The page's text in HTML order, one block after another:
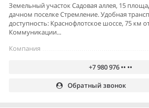
Земельный участок Садовая аллея, 15
дачном поселке Стремление. Удобная
доступность: Краснофлотское шоссе, 75 км
Коммуникации...
Компания
+7 980 976 •• ••
Обратный звонок